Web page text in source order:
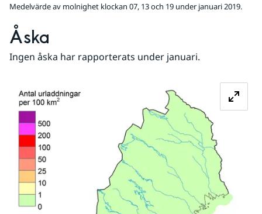
Medelvärde av molnighet klockan 07, 13 och 19 under januari 2019.
Åska
Ingen åska har rapporterats under januari.